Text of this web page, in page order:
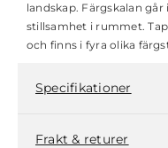
landskap. Färgskalan
stillsamhet i rummet.
och finns i fyra olika
Specifikationer
Frakt & returer